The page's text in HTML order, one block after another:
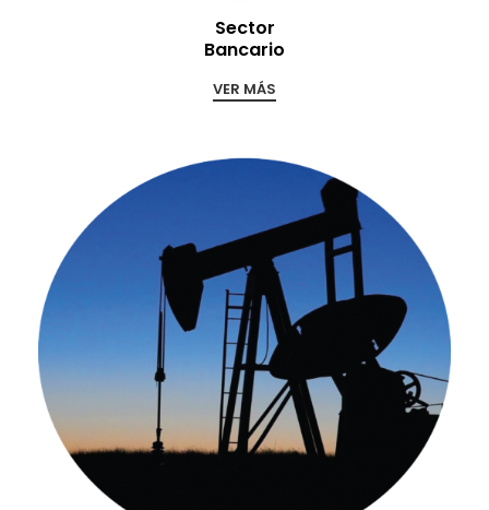
Sector
Bancario
VER MÁS